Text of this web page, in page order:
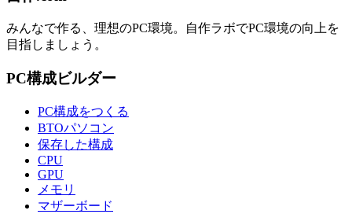
みんなで作る、理想のPC環境。 自作ラボでPC環境の向上を
目指しましょう。
PC構成ビルダー
PC構成をつくる
BTOパソコン
保存した構成
CPU
GPU
メモリ
マザーボード